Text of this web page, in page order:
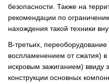
безопасности. Также на
рекомендации по
нахождения такой техники
В-третьих, переоборудование
воспламенением от сжатия) в
искровым зажиганием) ввиду
конструкции основных